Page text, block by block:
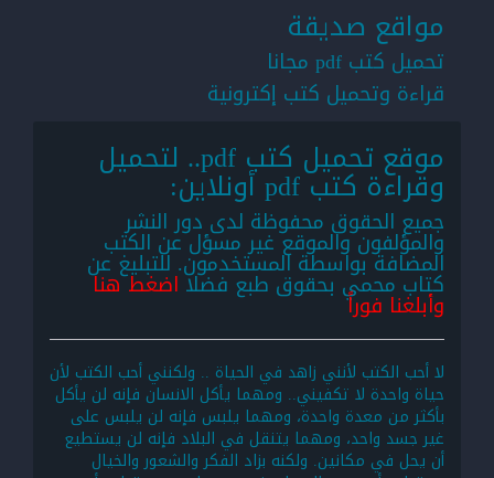
مواقع صديقة
تحميل كتب pdf مجانا
قراءة وتحميل كتب إكترونية
موقع تحميل كتب pdf.. لتحميل
وقراءة كتب pdf أونلاين:
جميع الحقوق محفوظة لدى دور النشر
والمؤلفون والموقع غير مسؤل عن الكتب
المضافة بواسطة المستخدمون. للتبليغ عن
كتاب محمي بحقوق طبع فضلااضغط هنا
وأبلغنا فوراً
لا أحب الكتب لأنني زاهد في الحياة .. ولكنني أحب الكتب لأن
حياة واحدة لا تكفيني.. ومهما يأكل الانسان فإنه لن يأكل
بأكثر من معدة واحدة، ومهما يلبس فإنه لن يلبس على
غير جسد واحد، ومهما يتنقل في البلاد فإنه لن يستطيع
أن يحل في مكانين. ولكنه بزاد الفكر والشعور والخيال